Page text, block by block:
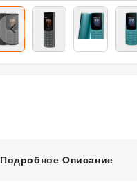
Подробное Описание